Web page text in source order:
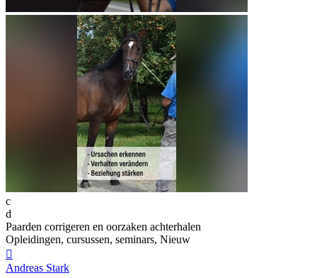
c
d
Paarden corrigeren en oorzaken achterhalen
Opleidingen, cursussen, seminars, Nieuw

Andreas Stark